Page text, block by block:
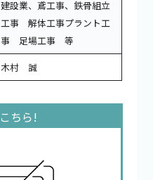
建設業、鳶工事、鉄骨組立
工事 解体工事プラント工
事 足場工事 等
木村 誠